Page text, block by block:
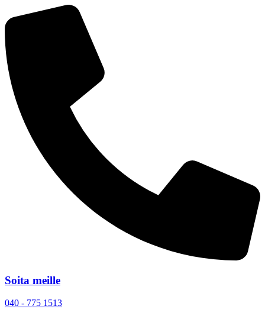
sisältöön
Soita meille
040 - 775 1513